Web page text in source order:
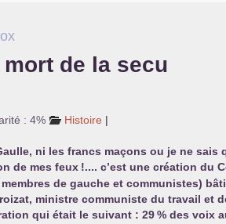
de la secu
: 4% Histoire |
ni les francs maçons ou je ne sais
de mes feux !.... c’est une création du
de gauche et communistes)
ministre communiste du travail et
qui était le suivant : 29% des voix